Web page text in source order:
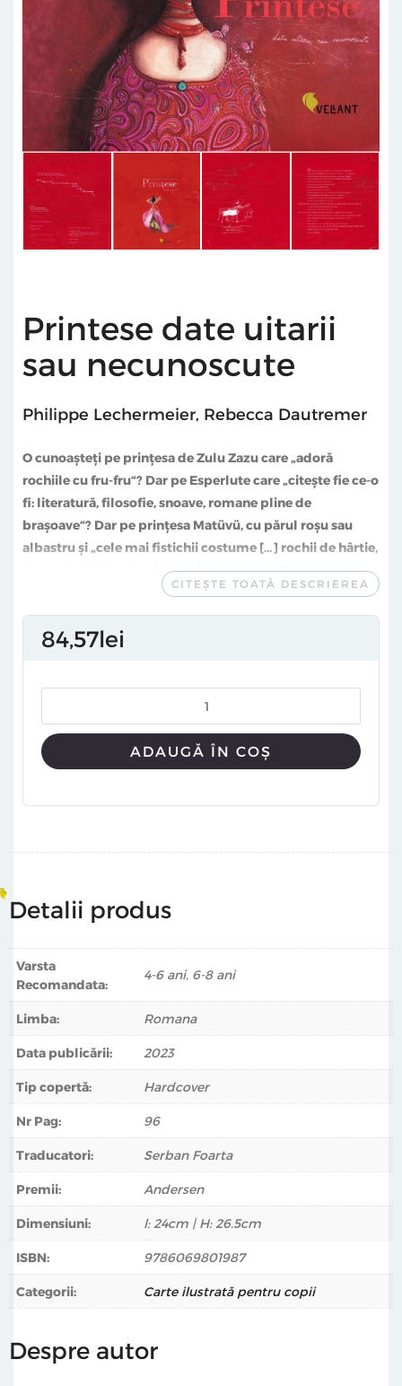
Printese date uitarii
sau necunoscute
Philippe Lechermeier Rebecca Dautremer
O cunoaşteţi pe prinţesa de Zulu Zazu care „adoră
rochiile cu fru-fru“? Dar pe Esperlute care „citeşte fie ce-o
fi: literatură, filosofie, snoave, romane pline de
braşoave“? Dar pe prinţesa Matüvü, cu părul roşu sau
albastru şi „cele mai fistichii costume […] rochii de hârtie,
imponderabile, de sticlă, chiar de plastic“?
Citiţi despre baldachin, dans (şi contradans), alfabetul
Ah! şi nu uitaţi să vă faceţi testul „Ce fel de prinţesă
sunteţi?“
care se acorda de peste 25 de ani cărţilor pentru copii,
CITEȘTE TOATĂ DESCRIEREA
84 57lei
ADAUGĂ ÎN COȘ
Detalii produs
Varsta
Recomandata:
4-6 ani, 6-8 ani
Limba: Romana
Data publicării: 2023
Tip copertă: Hardcover
Nr Pag: 96
Traducatori: Serban Foarta
Premii: Andersen
Dimensiuni: l: 24cm | H: 26.5cm
ISBN: 9786069801987
Categorii: Carte ilustrată pentru copii
Despre autor